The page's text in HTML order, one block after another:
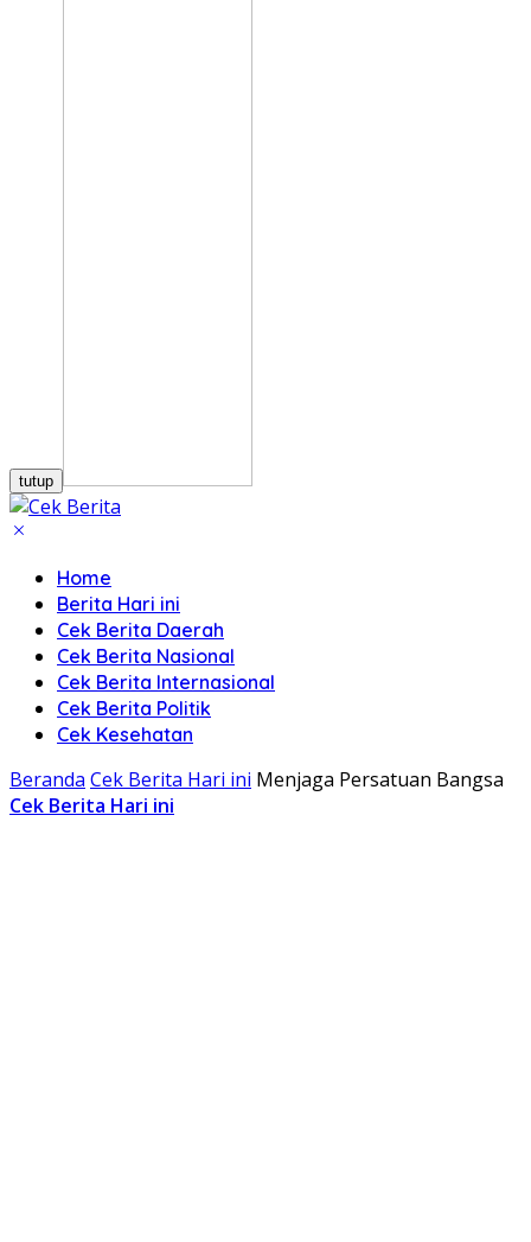
tutup
Home
Berita Hari ini
Cek Berita Daerah
Cek Berita Nasional
Cek Berita Internasional
Cek Berita Politik
Cek Kesehatan
Beranda Cek Berita Hari ini Menjaga Persatuan Bangsa
Cek Berita Hari ini